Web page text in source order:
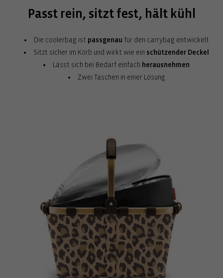
Passt rein, sitzt fest, hält kühl
Die coolerbag ist passgenau für den carrybag entwickelt
Sitzt sicher im Korb und wirkt wie ein schützender Deckel
Lässt sich bei Bedarf einfach herausnehmen
Zwei Taschen in einer Lösung